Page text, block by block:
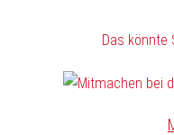
Das könnte